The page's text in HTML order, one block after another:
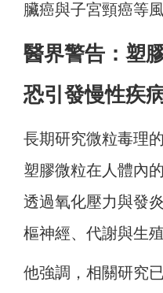
臟癌與子宮頸癌等風
醫界警告：塑
恐引發慢性疾
長期研究微粒毒理
塑膠微粒在人體內
透過氧化壓力與發
樞神經、代謝與生殖
他強調，相關研究